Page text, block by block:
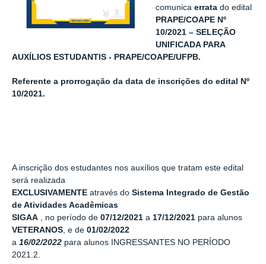
comunicaerrata do edital
PRAPE/COAPE Nº
10/2021 – SELEÇÃO
UNIFICADA PARA
AUXÍLIOS ESTUDANTIS - PRAPE/COAPE/UFPB.
Referente a prorrogação da data de inscrições do edital Nº
10/2021.
A inscrição dos estudantes nos auxílios que tratam este edital
será realizada
EXCLUSIVAMENTE através do Sistema Integrado de Gestão
de Atividades Acadêmicas
SIGAA , no período de 07/12/2021 a 17/12/2021 para alunos
VETERANOS, e de 01/02/2022
a 16/02/2022 para alunos INGRESSANTES NO PERÍODO
2021.2.